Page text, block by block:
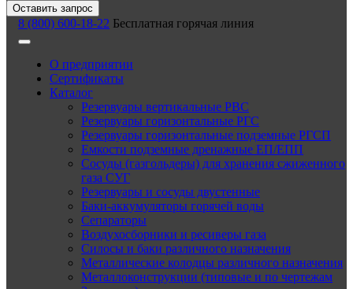
Оставить запрос
8 (800) 600-18-22 Бесплатная горячая линия
О предприятии
Сертификаты
Каталог
Резервуары вертикальные РВС
Резервуары горизонтальные РГС
Резервуары горизонтальные подземные РГСП
Емкости подземные дренажные ЕП/ЕПП
Сосуды (газгольдеры) для хранения сжиженного
газа СУГ
Резервуары и сосуды двустенные
Баки-аккумуляторы горячей воды
Сепараторы
Воздухосборники и ресиверы газа
Силосы и баки различного назначения
Металлические колодцы различного назначения
Металлоконструкции (типовые и по чертежам